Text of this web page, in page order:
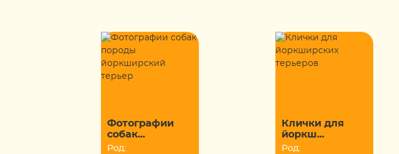
Фотографии
собак...
Род:
Клички для
йоркш...
Род: